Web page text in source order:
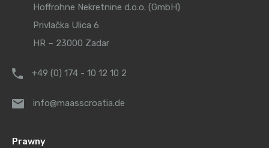
Hoffrohne Nekretnine d.o.o. (GmbH)
Privlačka Ulica 6
HR – 23000 Zadar
+49 (0) 174 - 10 12 10 2
info@maasscroatia.de
Prawny